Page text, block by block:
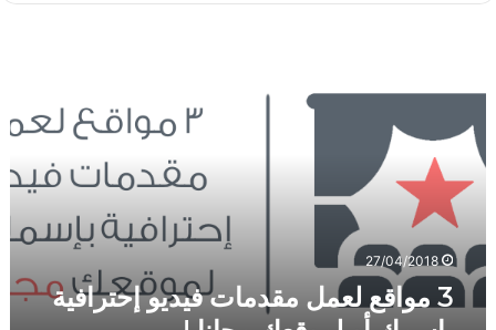
و
ع
م
ق
27/04/2018
3 مواقع لعمل مقدمات فيديو إحترافية